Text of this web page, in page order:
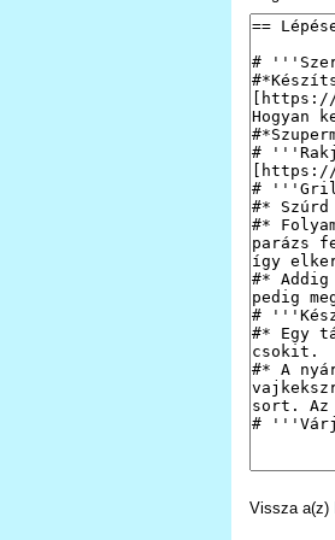
Vissza a(z)